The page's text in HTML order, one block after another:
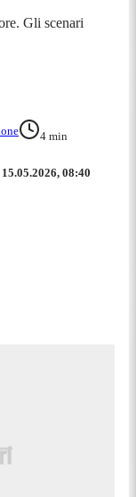
Gli scenari
4 min
15.05.2026, 08:40